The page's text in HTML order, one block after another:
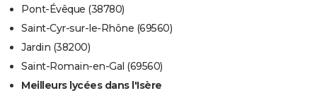
Pont-Évêque (38780)
Saint-Cyr-sur-le-Rhône (69560)
Jardin (38200)
Saint-Romain-en-Gal (69560)
Meilleurs lycées dans l'Isère